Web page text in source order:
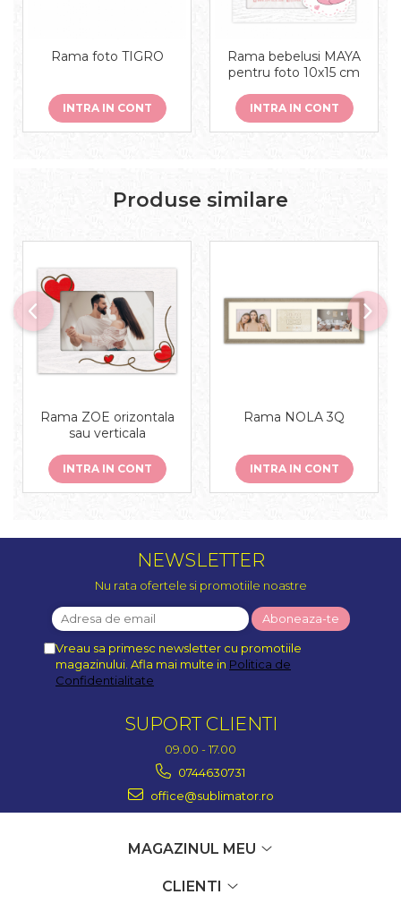
Rama foto TIGRO
INTRA IN CONT
Rama bebelusi MAYA
pentru foto 10x15 cm
INTRA IN CONT
Produse similare
Rama ZOE orizontala
sau verticala
INTRA IN CONT
Rama NOLA 3Q
INTRA IN CONT
NEWSLETTER
Nu rata ofertele si promotiile noastre
Vreau sa primesc newsletter cu promotiile
magazinului. Afla mai multe in Politica de
Confidentialitate
SUPORT CLIENTI
09.00 - 17.00
0744630731
office@sublimator.ro
MAGAZINUL MEU
CLIENTI